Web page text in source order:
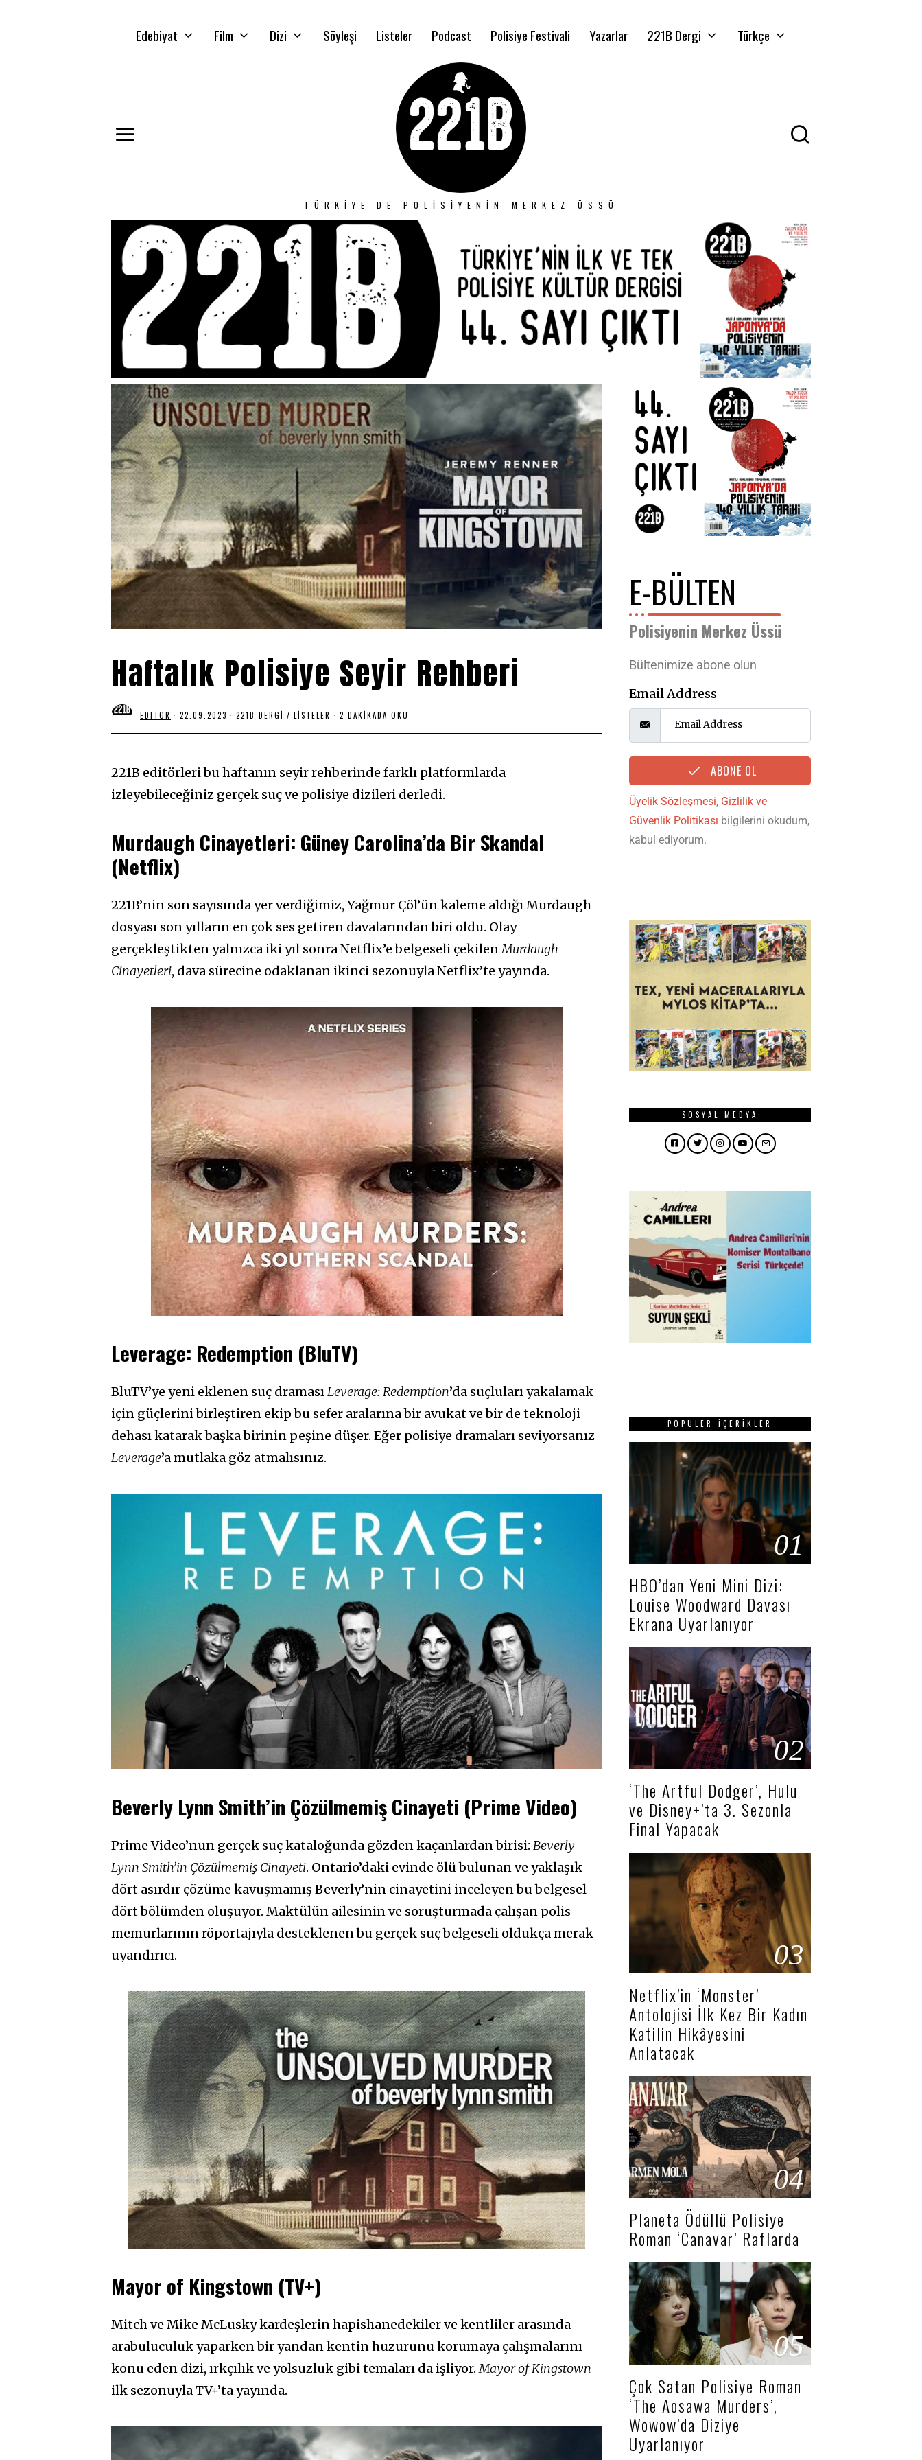
Edebiyat Film Dizi Söyleşi Listeler Podcast Polisiye Festivali Yazarlar 221B Dergi Türkçe
TÜRKIYE'DE POLISIYENIN MERKEZ ÜSSÜ
Haftalık Polisiye Seyir Rehberi
EDITOR 22.09.2023 2
.
2
2
221B DERGI / LISTELER 2 DAKIKADA OKU
221B editörleri bu haftanın seyir rehberinde farklı platformlarda
izleyebileceğiniz gerçek suç ve polisiye dizileri derledi.
Murdaugh Cinayetleri: Güney Carolina’da Bir Skandal
(Netflix)
221B’nin son sayısında yer verdiğimiz, Yağmur Çöl’ün kaleme aldığı Murdaugh
dosyası son yılların en çok ses getiren davalarından biri oldu. Olay
gerçekleştikten yalnızca iki yıl sonra Netflix’e belgeseli çekilenMurdaugh
Cinayetleri, dava sürecine odaklanan ikinci sezonuyla Netflix’te yayında.
Leverage: Redemption (BluTV)
BluTV’ye yeni eklenen suç dramasıLeverage: Redemption’da suçluları yakalamak
için güçlerini birleştiren ekip bu sefer aralarına bir avukat ve bir de teknoloji
dehası katarak başka birinin peşine düşer. Eğer polisiye dramaları seviyorsanız
Leverage’a mutlaka göz atmalısınız.
Beverly Lynn Smith’in Çözülmemiş Cinayeti (Prime Video)
Prime Video’nun gerçek suç kataloğunda gözden kaçanlardan birisi: Beverly
Lynn Smith’in Çözülmemiş Cinayeti. Ontario’daki evinde ölü bulunan ve yaklaşık
dört asırdır çözüme kavuşmamış Beverly’nin cinayetini inceleyen bu belgesel
dört bölümden oluşuyor. Maktülün ailesinin ve soruşturmada çalışan polis
memurlarının röportajıyla desteklenen bu gerçek suç belgeseli oldukça merak
uyandırıcı.
Mayor of Kingstown (TV+)
Mitch ve Mike McLusky kardeşlerin hapishanedekiler ve kentliler arasında
arabuluculuk yaparken bir yandan kentin huzurunu korumaya çalışmalarını
konu eden dizi, ırkçılık ve yolsuzluk gibi temaları da işliyor.Mayor of Kingstown
ilk sezonuyla TV+’ta yayında.
E-BÜLTEN
Polisiyenin Merkez Üssü
Bültenimize abone olun
Email Address
ABONE OL
Üyelik Sözleşmesi, Gizlilik ve
Güvenlik Politikası bilgilerini okudum,
kabul ediyorum.
SOSYAL MEDYA
Facebook
TwitterInstagram
YouTube
Email
POPÜLER İÇERIKLER
01
HBO’dan Yeni Mini Dizi:
Louise Woodward Davası
Ekrana Uyarlanıyor
02
‘The Artful Dodger’, Hulu
ve Disney+’ta 3. Sezonla
Final Yapacak
03
Netflix’in ‘Monster’
Antolojisi İlk Kez Bir Kadın
Katilin Hikâyesini
Anlatacak
04
Planeta Ödüllü Polisiye
Roman ‘Canavar’ Raflarda
05
Çok Satan Polisiye Roman
‘The Aosawa Murders’,
Wowow’da Diziye
Uyarlanıyor